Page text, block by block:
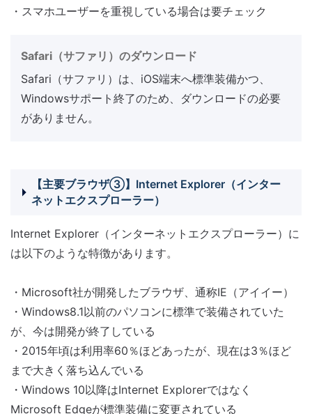
・スマホユーザーを重視している場合は要チェック
Safari（サファリ）のダウンロード
Safari（サファリ）は、iOS端末へ標準装備かつ、
Windowsサポート終了のため、ダウンロードの必要
がありません。
【主要ブラウザ③】Internet Explorer（インター
ネットエクスプローラー）
Internet Explorer（インターネットエクスプローラー）に
は以下のような特徴があります。
・Microsoft社が開発したブラウザ、通称IE（アイイー）
・Windows8.1以前のパソコンに標準で装備されていた
が、今は開発が終了している
・2015年頃は利用率60％ほどあったが、現在は3％ほど
まで大きく落ち込んでいる
・Windows 10以降はInternet Explorerではなく
Microsoft Edgeが標準装備に変更されている